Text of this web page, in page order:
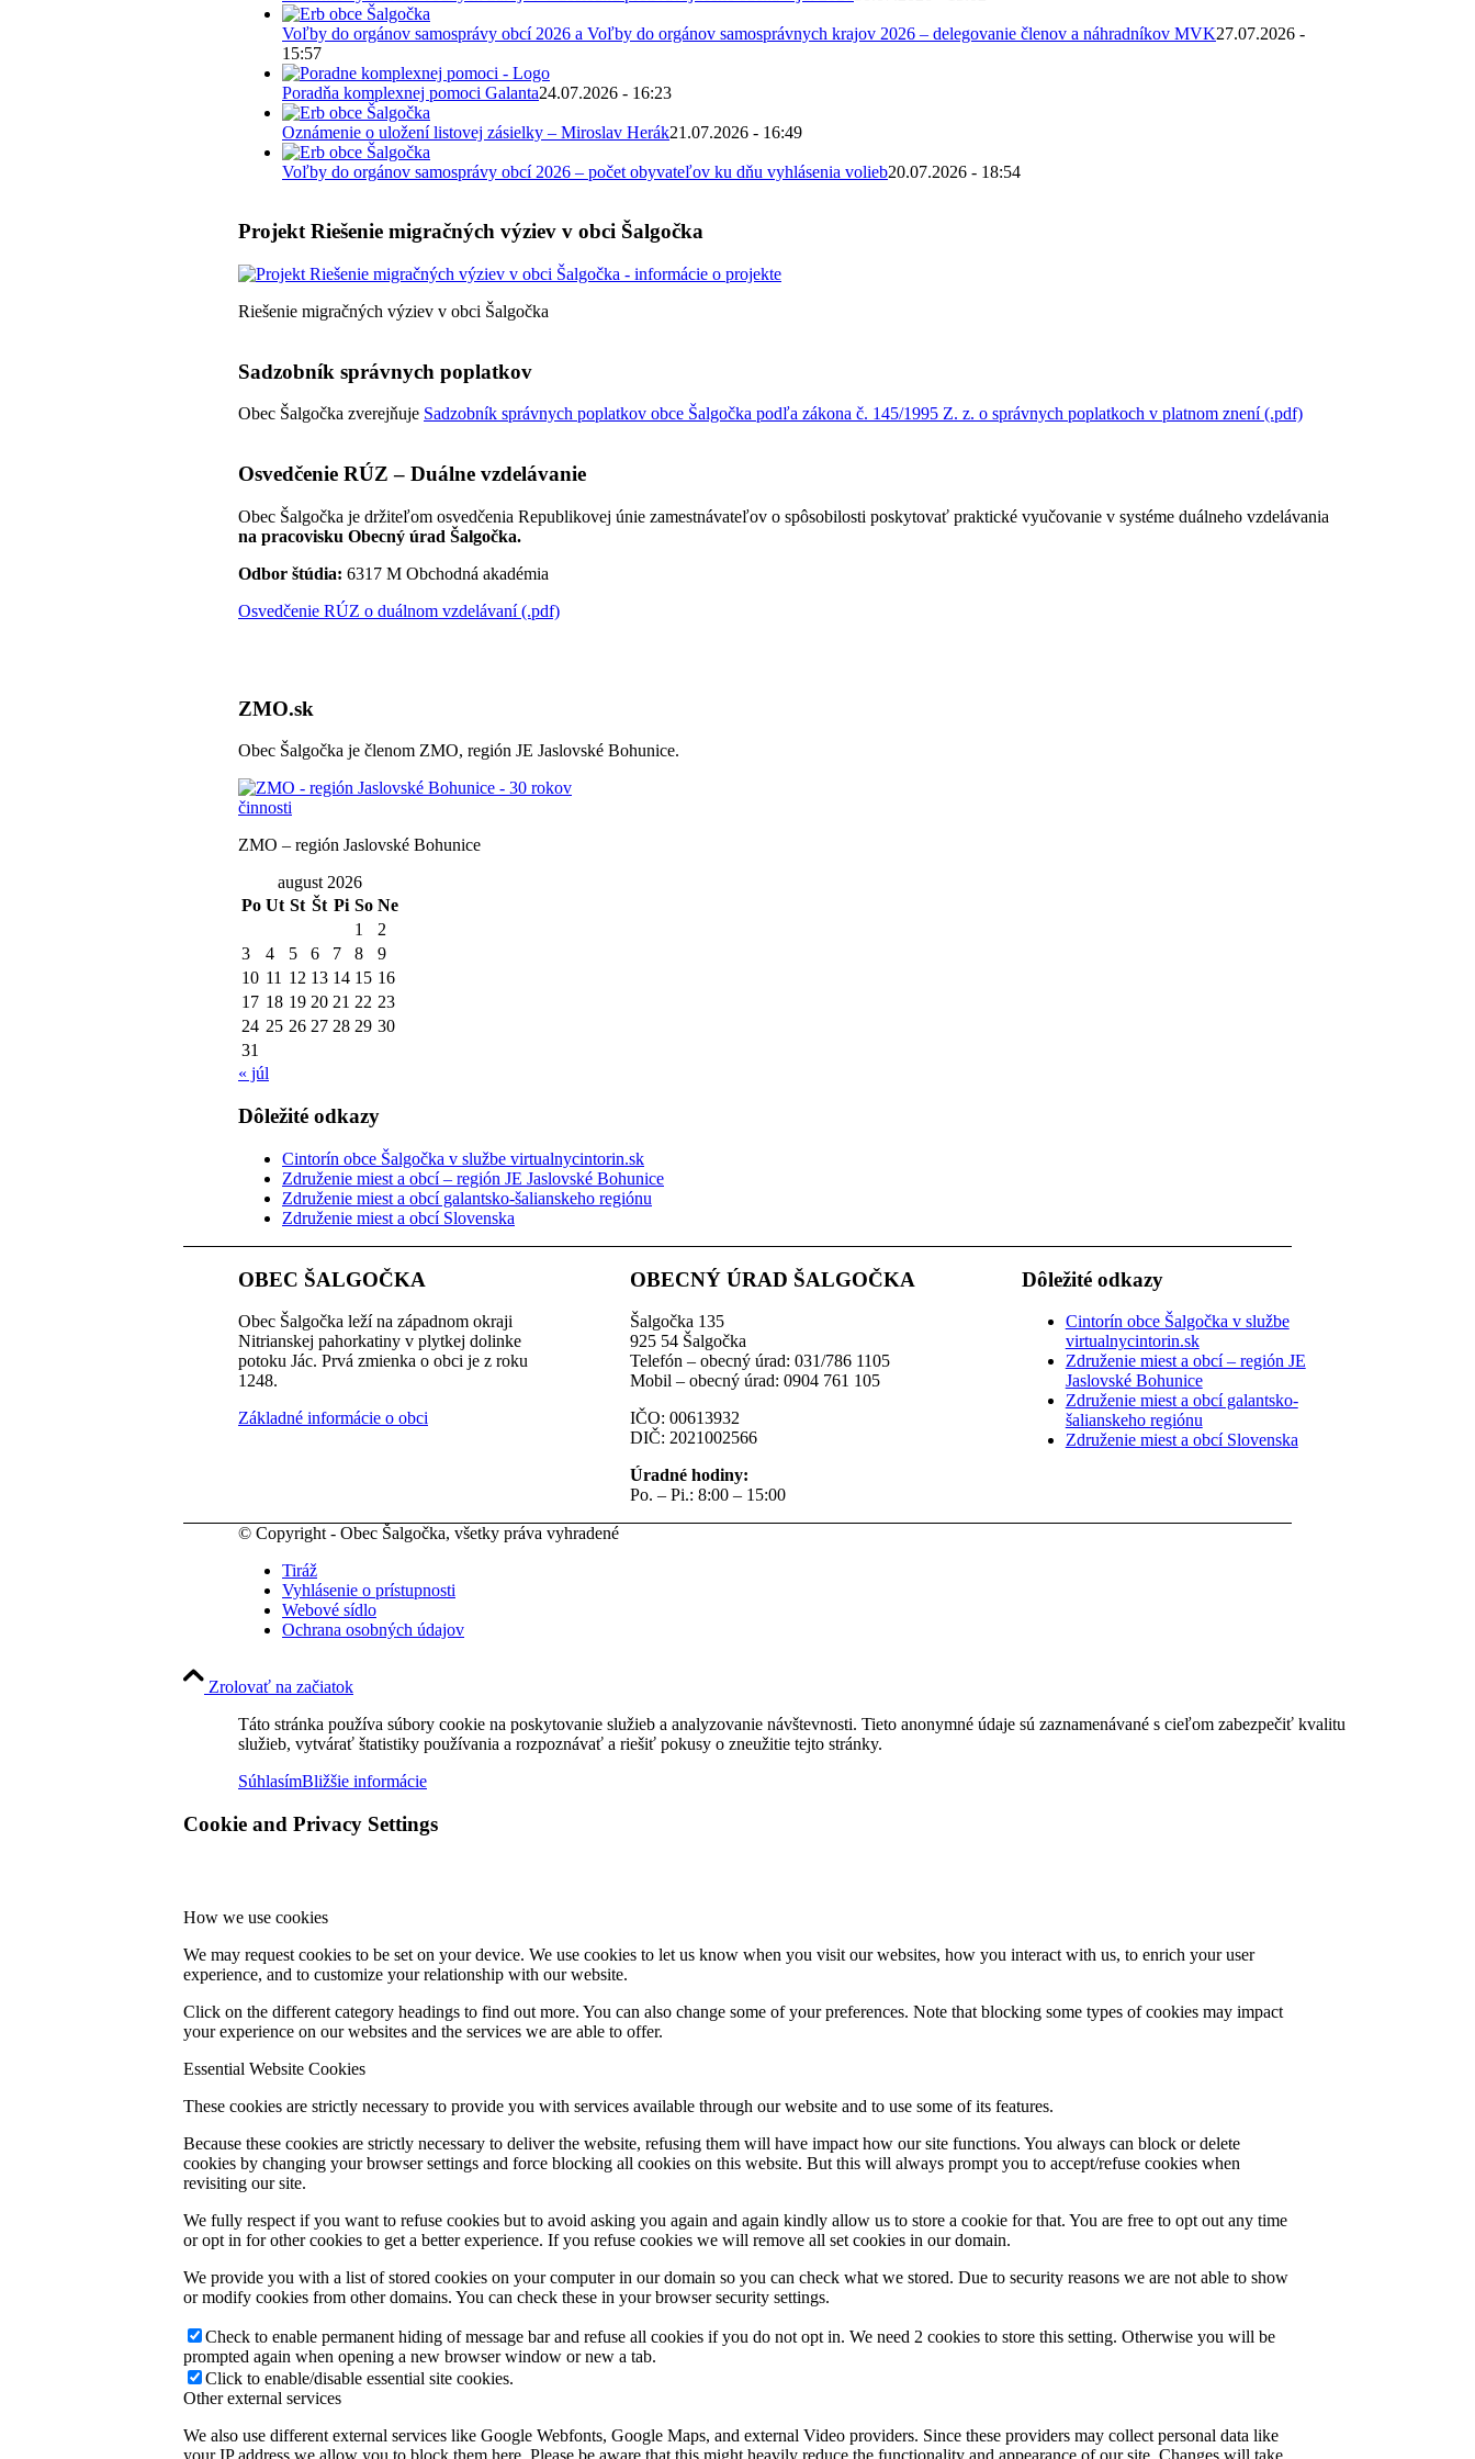
Voľby do orgánov samosprávy obcí 2026 a Voľby do orgánov samosprávnych krajov 2026 – delegovanie členov a náhradníkov MVK27.07.2026 -
15:57
Poradňa komplexnej pomoci Galanta24.07.2026 - 16:23
Oznámenie o uložení listovej zásielky – Miroslav Herák21.07.2026 - 16:49
Voľby do orgánov samosprávy obcí 2026 – počet obyvateľov ku dňu vyhlásenia volieb20.07.2026 - 18:54
Projekt Riešenie migračných výziev v obci Šalgočka
Riešenie migračných výziev v obci Šalgočka
Sadzobník správnych poplatkov
Obec Šalgočka zverejňuje Sadzobník správnych poplatkov obce Šalgočka podľa zákona č. 145/1995 Z. z. o správnych poplatkoch v platnom znení (.pdf)
Osvedčenie RÚZ – Duálne vzdelávanie
Obec Šalgočka je držiteľom osvedčenia Republikovej únie zamestnávateľov o spôsobilosti poskytovať praktické vyučovanie v systéme duálneho vzdelávania
na pracovisku Obecný úrad Šalgočka.
Odbor štúdia: 6317 M Obchodná akadémia
Osvedčenie RÚZ o duálnom vzdelávaní (.pdf)
ZMO.sk
Obec Šalgočka je členom ZMO, región JE Jaslovské Bohunice.
ZMO – región Jaslovské Bohunice
august 2026
Po Ut St Št Pi So Ne
1
2
3
4 5 6 7 8
9
10 11 12 13 14 15 16
17 18 19 20 21 22 23
24 25 26 27 28 29 30
31
« júl
Dôležité odkazy
Cintorín obce Šalgočka v službe virtualnycintorin.sk
Združenie miest a obcí – región JE Jaslovské Bohunice
Združenie miest a obcí galantsko-šalianskeho regiónu
Združenie miest a obcí Slovenska
OBEC ŠALGOČKA
Obec Šalgočka leží na západnom okraji
Nitrianskej pahorkatiny v plytkej dolinke
potoku Jác. Prvá zmienka o obci je z roku
1248.
Základné informácie o obci
OBECNÝ ÚRAD ŠALGOČKA
Šalgočka 135
925 54 Šalgočka
Telefón – obecný úrad: 031/786 1105
Mobil – obecný úrad: 0904 761 105
IČO: 00613932
DIČ: 2021002566
Úradné hodiny:
Po. – Pi.: 8:00 – 15:00
Dôležité odkazy
Cintorín obce Šalgočka v službe
virtualnycintorin.sk
Združenie miest a obcí – región JE
Jaslovské Bohunice
Združenie miest a obcí galantsko-
šalianskeho regiónu
Združenie miest a obcí Slovenska
© Copyright - Obec Šalgočka, všetky práva vyhradené
Tiráž
Vyhlásenie o prístupnosti
Webové sídlo
Ochrana osobných údajov
Zrolovať na začiatok
Táto stránka používa súbory cookie na poskytovanie služieb a analyzovanie návštevnosti. Tieto anonymné údaje sú zaznamenávané s cieľom zabezpečiť kvalitu
služieb, vytvárať štatistiky používania a rozpoznávať a riešiť pokusy o zneužitie tejto stránky.
SúhlasímBližšie informácie
Cookie and Privacy Settings
How we use cookies
We may request cookies to be set on your device. We use cookies to let us know when you visit our websites, how you interact with us, to enrich your user
experience, and to customize your relationship with our website.
Click on the different category headings to find out more. You can also change some of your preferences. Note that blocking some types of cookies may impact
your experience on our websites and the services we are able to offer.
Essential Website Cookies
These cookies are strictly necessary to provide you with services available through our website and to use some of its features.
Because these cookies are strictly necessary to deliver the website, refusing them will have impact how our site functions. You always can block or delete
cookies by changing your browser settings and force blocking all cookies on this website. But this will always prompt you to accept/refuse cookies when
revisiting our site.
We fully respect if you want to refuse cookies but to avoid asking you again and again kindly allow us to store a cookie for that. You are free to opt out any time
or opt in for other cookies to get a better experience. If you refuse cookies we will remove all set cookies in our domain.
We provide you with a list of stored cookies on your computer in our domain so you can check what we stored. Due to security reasons we are not able to show
or modify cookies from other domains. You can check these in your browser security settings.
Check to enable permanent hiding of message bar and refuse all cookies if you do not opt in. We need 2 cookies to store this setting. Otherwise you will be
prompted again when opening a new browser window or new a tab.
Click to enable/disable essential site cookies.
Other external services
We also use different external services like Google Webfonts, Google Maps, and external Video providers. Since these providers may collect personal data like
your IP address we allow you to block them here. Please be aware that this might heavily reduce the functionality and appearance of our site. Changes will take